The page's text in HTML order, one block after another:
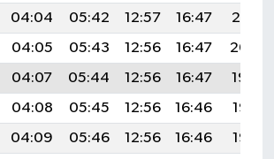
04:04 05:42 12:57 16:47
20:01
04:05 05:43 12:56 16:47
20:00
04:07 05:44 12:56 16:47
19:59
04:08 05:45 12:56 16:46
19:58
04:09 05:46 12:56 16:46
19:56